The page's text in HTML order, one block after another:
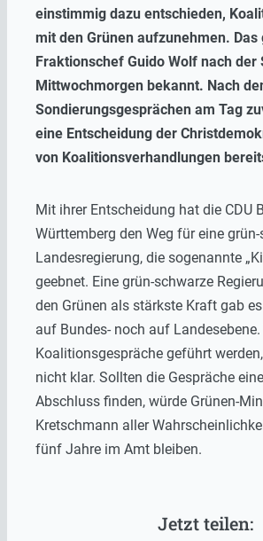
einstimmig dazu entschieden,
mit den Grünen aufzunehmen. Das
Fraktionschef Guido Wolf nach der
Mittwochmorgen bekannt. Nach
Sondierungsgesprächen am Tag
eine Entscheidung der
von Koalitionsverhandlungen
Mit ihrer Entscheidung hat die CDU
Württemberg den Weg für eine
Landesregierung, die sogenannte
geebnet. Eine grün-schwarze
den Grünen als stärkste Kraft gab
auf Bundes- noch auf
Koalitionsgespräche geführt
nicht klar. Sollten die Gespräche
Abschluss finden, würde Grünen-
Kretschmann aller
fünf Jahre im Amt bleiben.